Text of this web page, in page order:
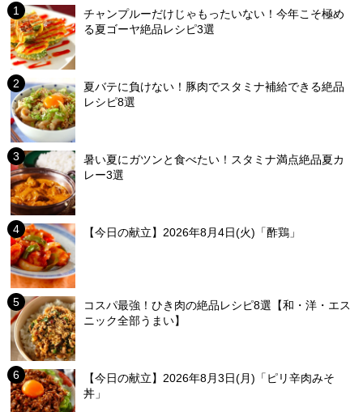
チャンプルーだけじゃもったいない！今年こそ極め
る夏ゴーヤ絶品レシピ3選
夏バテに負けない！豚肉でスタミナ補給できる絶品
レシピ8選
暑い夏にガツンと食べたい！スタミナ満点絶品夏カ
レー3選
【今日の献立】2026年8月4日(火)「酢鶏」
コスパ最強！ひき肉の絶品レシピ8選【和・洋・エス
ニック全部うまい】
【今日の献立】2026年8月3日(月)「ピリ辛肉みそ
丼」